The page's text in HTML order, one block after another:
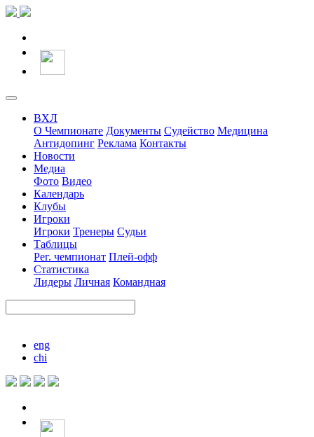
ВХЛ
О Чемпионате Документы Судейство Медицина
Антидопинг Реклама Контакты
Новости
Медиа
Фото Видео
Календарь
Клубы
Игроки
Игроки Тренеры Судьи
Таблицы
Рег. чемпионат Плей-офф
Статистика
Лидеры Личная Командная
eng
chi